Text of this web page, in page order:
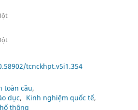
tcnckhpt.v5i1.354
toàn cầu
dục
Kinh nghiệm quốc tế
thông